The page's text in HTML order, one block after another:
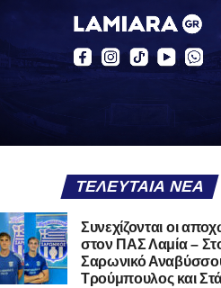
ΤΕΛΕΥΤΑΊΑ ΝΈΑ
Συνεχίζονται οι
στον ΠΑΣ Λαμία –
Σαρωνικό
Τρούμπουλος και